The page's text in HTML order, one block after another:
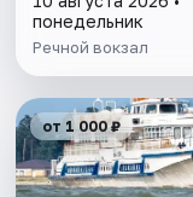
понедельник
Речной вокзал
от 1 000 ₽